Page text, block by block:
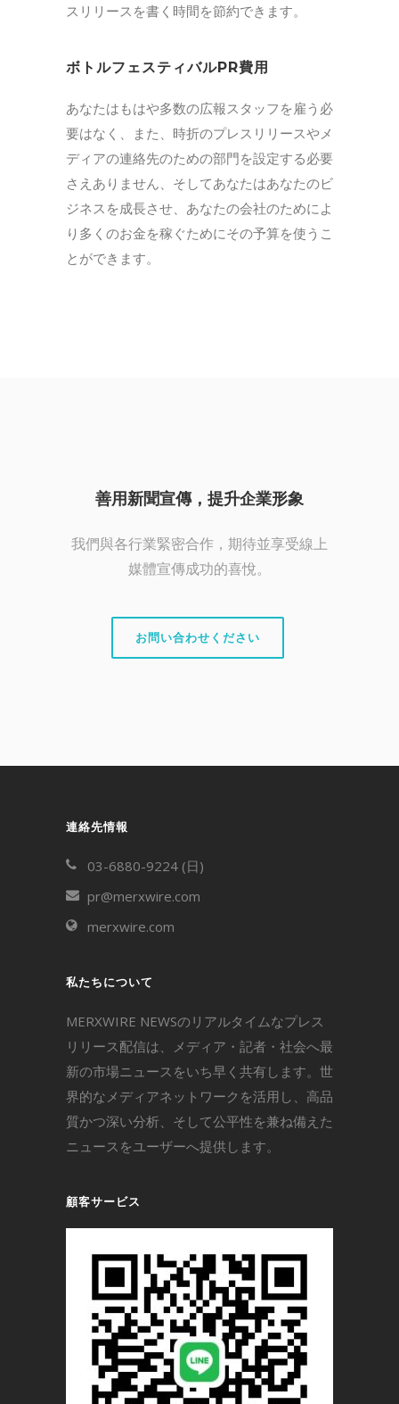
スリリースを書く時間を節約できます。
ボトルフェスティバルPR費用
あなたはもはや多数の広報スタッフを雇う必
要はなく、また、時折のプレスリリースやメ
ディアの連絡先のための部門を設定する必要
さえありません、そしてあなたはあなたのビ
ジネスを成長させ、あなたの会社のためによ
り多くのお金を稼ぐためにその予算を使うこ
とができます。
善用新聞宣傳，提升企業形象
我們與各行業緊密合作，期待並享受線上
媒體宣傳成功的喜悅。
お問い合わせください
連絡先情報
03-6880-9224 (日)
pr@merxwire.com
merxwire.com
私たちについて
MERXWIRE NEWSのリアルタイムなプレス
リリース配信は、メディア・記者・社会へ最
新の市場ニュースをいち早く共有します。世
界的なメディアネットワークを活用し、高品
質かつ深い分析、そして公平性を兼ね備えた
ニュースをユーザーへ提供します。
顧客サービス